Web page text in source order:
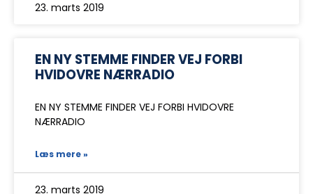
23. marts 2019
EN NY STEMME FINDER VEJ FORBI
HVIDOVRE NÆRRADIO
EN NY STEMME FINDER VEJ FORBI HVIDOVRE
NÆRRADIO
Læs mere »
23. marts 2019